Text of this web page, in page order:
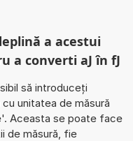
a acestui
a converti aJ în fJ
să introduceți
unitatea de măsură
Aceasta se poate face
de măsură, fie